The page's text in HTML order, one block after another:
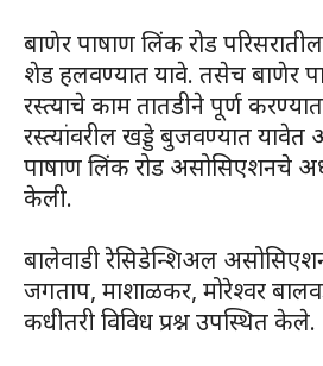
बाणेर पाषाण लिंक रोड
शेड हलवण्यात यावे. तसेच बाणेर
रस्त्याचे काम तातडीने पूर्ण
रस्त्यांवरील खड्डे बुजवण्यात यावेत
पाषाण लिंक रोड असोसिएशनचे
केली.
बालेवाडी रेसिडेन्शिअल
जगताप, माशाळकर, मोरेश्वर
कधीतरी विविध प्रश्न उपस्थित केले.